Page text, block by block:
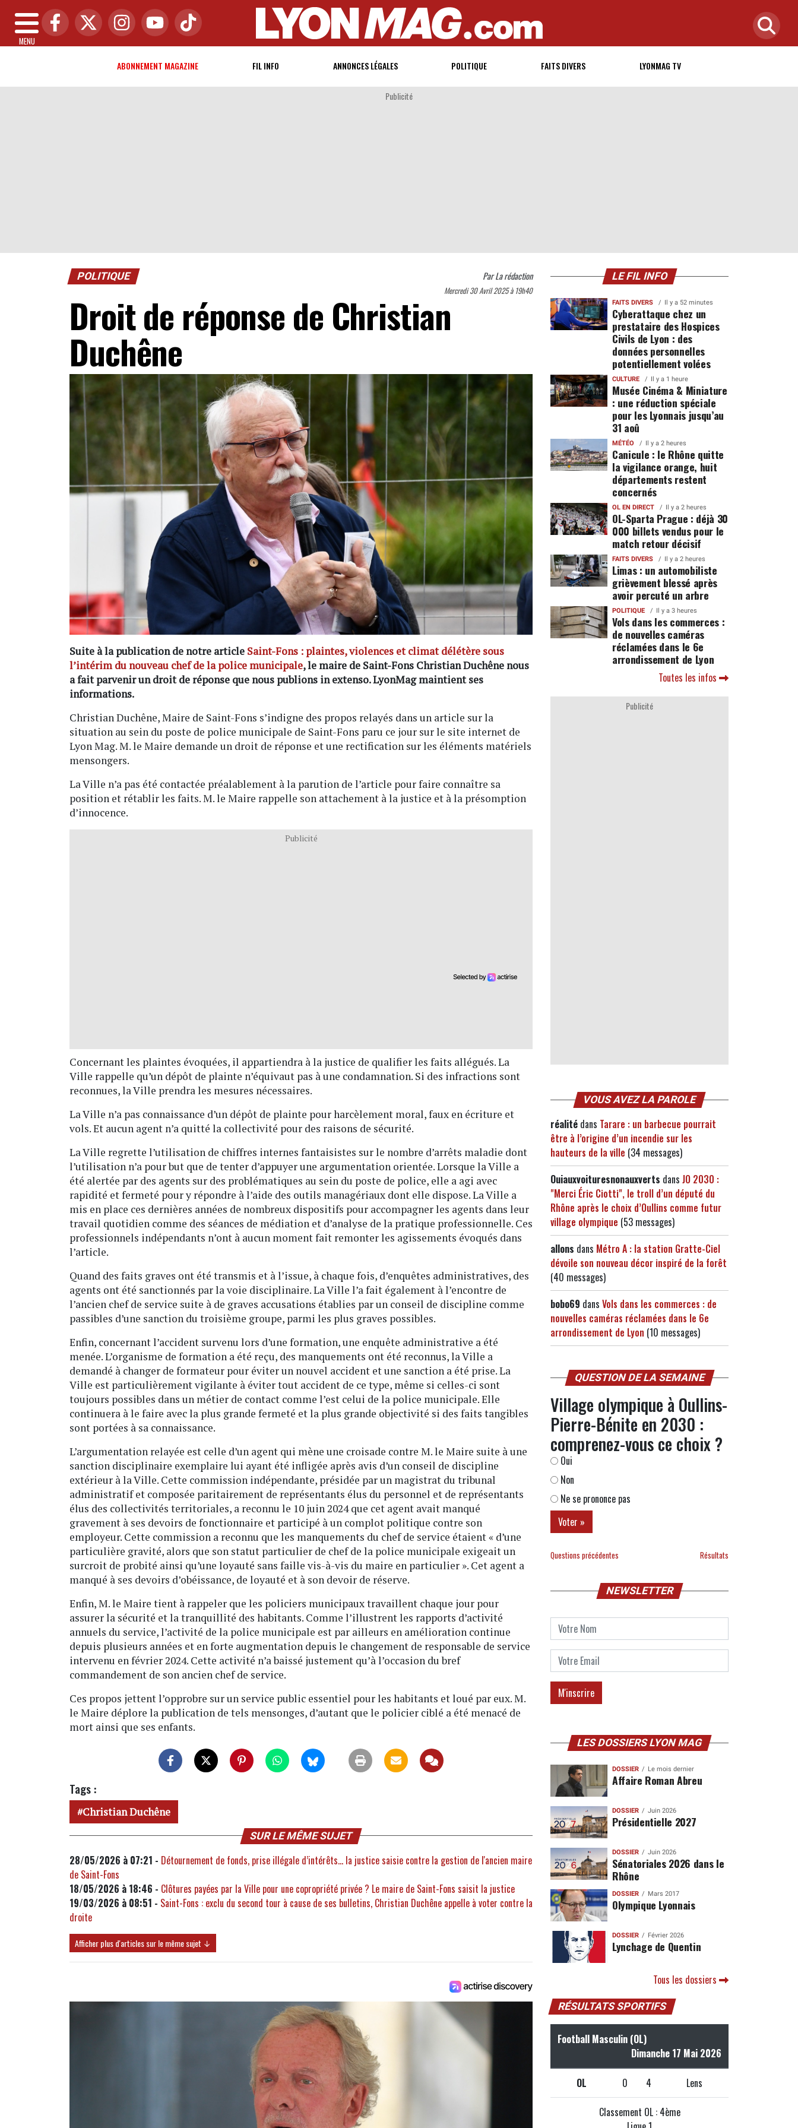
MENU
ABONNEMENT MAGAZINE FIL INFO ANNONCES LÉGALES POLITIQUE FAITS DIVERS LYONMAG TV
Publicité
POLITIQUE ParLa rédaction
Mercredi 30 Avril 2025 à 19h40
Droit de réponse de Christian
Duchêne
Suite à la publication de notre article Saint-Fons : plaintes, violences et climat délétère sous
l’intérim du nouveau chef de la police municipale, le maire de Saint-Fons Christian Duchêne nous
a fait parvenir un droit de réponse que nous publions in extenso. LyonMag maintient ses
informations.
Christian Duchêne, Maire de Saint-Fons s’indigne des propos relayés dans un article sur la
situation au sein du poste de police municipale de Saint-Fons paru ce jour sur le site internet de
Lyon Mag. M. le Maire demande un droit de réponse et une rectification sur les éléments matériels
mensongers.
La Ville n’a pas été contactée préalablement à la parution de l’article pour faire connaître sa
position et rétablir les faits. M. le Maire rappelle son attachement à la justice et à la présomption
d’innocence.
Publicité
Concernant les plaintes évoquées, il appartiendra à la justice de qualifier les faits allégués. La
Ville rappelle qu’un dépôt de plainte n’équivaut pas à une condamnation. Si des infractions sont
reconnues, la Ville prendra les mesures nécessaires.
La Ville n’a pas connaissance d’un dépôt de plainte pour harcèlement moral, faux en écriture et
vols. Et aucun agent n’a quitté la collectivité pour des raisons de sécurité.
La Ville regrette l’utilisation de chiffres internes fantaisistes sur le nombre d’arrêts maladie dont
l’utilisation n’a pour but que de tenter d’appuyer une argumentation orientée. Lorsque la Ville a
été alertée par des agents sur des problématiques au sein du poste de police, elle a agi avec
rapidité et fermeté pour y répondre à l’aide des outils managériaux dont elle dispose. La Ville a
mis en place ces dernières années de nombreux dispositifs pour accompagner les agents dans leur
travail quotidien comme des séances de médiation et d’analyse de la pratique professionnelle. Ces
professionnels indépendants n’ont à aucun moment fait remonter les agissements évoqués dans
l’article.
Quand des faits graves ont été transmis et à l’issue, à chaque fois, d’enquêtes administratives, des
agents ont été sanctionnés par la voie disciplinaire. La Ville l’a fait également à l’encontre de
l’ancien chef de service suite à de graves accusations établies par un conseil de discipline comme
passibles d’une sanction du troisième groupe, parmi les plus graves possibles.
Enfin, concernant l’accident survenu lors d’une formation, une enquête administrative a été
menée. L’organisme de formation a été reçu, des manquements ont été reconnus, la Ville a
demandé à changer de formateur pour éviter un nouvel accident et une sanction a été prise. La
Ville est particulièrement vigilante à éviter tout accident de ce type, même si celles-ci sont
toujours possibles dans un métier de contact comme l’est celui de la police municipale. Elle
continuera à le faire avec la plus grande fermeté et la plus grande objectivité si des faits tangibles
sont portées à sa connaissance.
L’argumentation relayée est celle d’un agent qui mène une croisade contre M. le Maire suite à une
sanction disciplinaire exemplaire lui ayant été infligée après avis d’un conseil de discipline
extérieur à la Ville. Cette commission indépendante, présidée par un magistrat du tribunal
administratif et composée paritairement de représentants élus du personnel et de représentants
élus des collectivités territoriales, a reconnu le 10 juin 2024 que cet agent avait manqué
gravement à ses devoirs de fonctionnaire et participé à un complot politique contre son
employeur. Cette commission a reconnu que les manquements du chef de service étaient « d’une
particulière gravité, alors que son statut particulier de chef de la police municipale exigeait un
surcroit de probité ainsi qu’une loyauté sans faille vis-à-vis du maire en particulier ». Cet agent a
manqué à ses devoirs d’obéissance, de loyauté et à son devoir de réserve.
Enfin, M. le Maire tient à rappeler que les policiers municipaux travaillent chaque jour pour
assurer la sécurité et la tranquillité des habitants. Comme l’illustrent les rapports d’activité
annuels du service, l’activité de la police municipale est par ailleurs en amélioration continue
depuis plusieurs années et en forte augmentation depuis le changement de responsable de service
intervenu en février 2024. Cette activité n’a baissé justement qu’à l’occasion du bref
commandement de son ancien chef de service.
Ces propos jettent l’opprobre sur un service public essentiel pour les habitants et loué par eux. M.
le Maire déplore la publication de tels mensonges, d’autant que le policier ciblé a été menacé de
mort ainsi que ses enfants.
Tags :
Christian Duchêne
SUR LE MÊME SUJET
28/05/2026 à 07:21 - Détournement de fonds, prise illégale d’intérêts… la justice saisie contre la gestion de l'ancien maire
de Saint-Fons
18/05/2026 à 18:46 - Clôtures payées par la Ville pour une copropriété privée ? Le maire de Saint-Fons saisit la justice
19/03/2026 à 08:51 - Saint-Fons : exclu du second tour à cause de ses bulletins, Christian Duchêne appelle à voter contre la
droite
Afficher plus d'articles sur le même sujet ↓
LE FIL INFO
FAITS DIVERS Il y a 52 minutes
Cyberattaque chez un
prestataire des Hospices
Civils de Lyon : des
données personnelles
potentiellement volées
CULTURE Il y a 1 heure
Musée Cinéma & Miniature
: une réduction spéciale
pour les Lyonnais jusqu’au
31 aoû
MÉTÉO Il y a 2 heures
Canicule : le Rhône quitte
la vigilance orange, huit
départements restent
concernés
OL EN DIRECT Il y a 2 heures
OL-Sparta Prague : déjà 30
000 billets vendus pour le
match retour décisif
FAITS DIVERS Il y a 2 heures
Limas : un automobiliste
grièvement blessé après
avoir percuté un arbre
POLITIQUE Il y a 3 heures
Vols dans les commerces :
de nouvelles caméras
réclamées dans le 6e
arrondissement de Lyon
Toutes les infos
Publicité
VOUS AVEZ LA PAROLE
réalité dans Tarare : un barbecue pourrait
être à l’origine d’un incendie sur les
hauteurs de la ville (34 messages)
Ouiauxvoituresnonauxverts dans JO 2030 :
"Merci Éric Ciotti", le troll d’un député du
Rhône après le choix d’Oullins comme futur
village olympique (53 messages)
allons dans Métro A : la station Gratte-Ciel
dévoile son nouveau décor inspiré de la forêt
(40 messages)
bobo69 dans Vols dans les commerces : de
nouvelles caméras réclamées dans le 6e
arrondissement de Lyon (10 messages)
QUESTION DE LA SEMAINE
Village olympique à Oullins-
Pierre-Bénite en 2030 :
comprenez-vous ce choix ?
Oui
Non
Ne se prononce pas
Questions précédentes Résultats
NEWSLETTER
LES DOSSIERS LYON MAG
DOSSIER Le mois dernier
Affaire Roman Abreu
DOSSIER Juin 2026
Présidentielle 2027
DOSSIER Juin 2026
Sénatoriales 2026 dans le
Rhône
DOSSIER Mars 2017
Olympique Lyonnais
DOSSIER Février 2026
Lynchage de Quentin
Tous les dossiers
RÉSULTATS SPORTIFS
Football Masculin (OL)
Dimanche 17 Mai 2026
OL 0 4 Lens
Classement OL : 4ème